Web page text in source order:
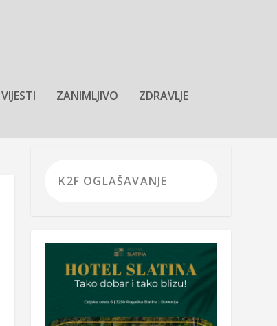
VIJESTI ZANIMLJIVO ZDRAVLJE